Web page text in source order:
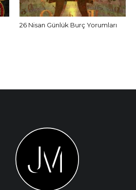
26 Nisan Günlük Burç Yorumları